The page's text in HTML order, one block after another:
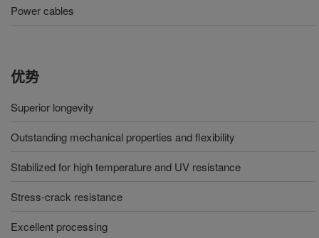
Power cables
优势
Superior longevity
Outstanding mechanical properties and flexibility
Stabilized for high temperature and UV resistance
Stress-crack resistance
Excellent processing